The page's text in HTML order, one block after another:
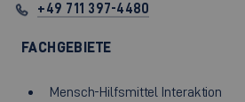
+49 711 397-4480
FACHGEBIETE
Mensch-Hilfsmittel Interaktion